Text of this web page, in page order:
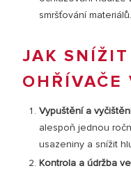
smršťování materiálů.
JAK
OHŘÍVAČE
Vypuštění a
alespoň jednou
usazeniny a snížit
Kontrola a údržba